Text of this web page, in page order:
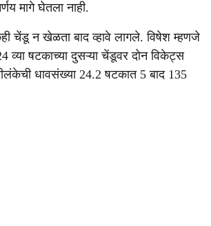
मागे घेतला नाही.
चेंडू न खेळता बाद व्हावे लागले. विषेश म्हणजे
व्या षटकाच्या दुसऱ्या चेंडूवर दोन विकेट्स
धावसंख्या 24.2 षटकात 5 बाद 135